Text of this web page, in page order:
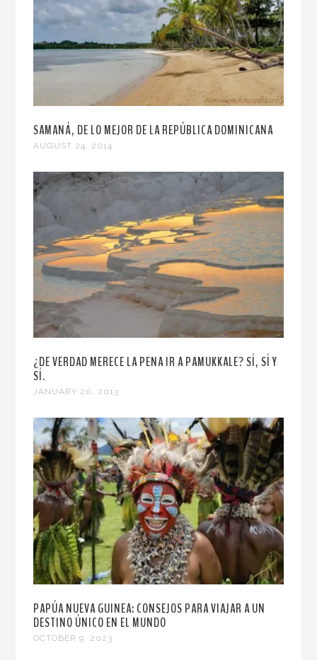
SAMANÁ, DE LO MEJOR DE LA REPÚBLICA DOMINICANA
AUGUST 24, 2014
¿DE VERDAD MERECE LA PENA IR A PAMUKKALE? SÍ, SÍ Y
SÍ.
JANUARY 20, 2013
PAPÚA NUEVA GUINEA: CONSEJOS PARA VIAJAR A UN
DESTINO ÚNICO EN EL MUNDO
OCTOBER 9, 2023